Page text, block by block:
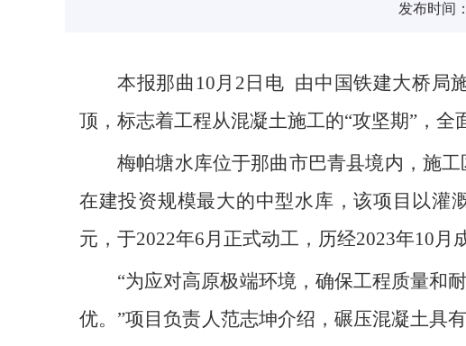
发布时间
本报那曲10月2日电 由中国铁建大桥局
顶，标志着工程从混凝土施工的“攻坚期”，全
梅帕塘水库位于那曲市巴青县境内，施
在建投资规模最大的中型水库，该项目以灌
元，于2022年6月正式动工，历经2023年10月
“为应对高原极端环境，确保工程质量和
优。”项目负责人范志坤介绍，碾压混凝土具